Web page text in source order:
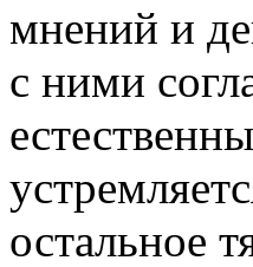
мнений и
с ними
остальное